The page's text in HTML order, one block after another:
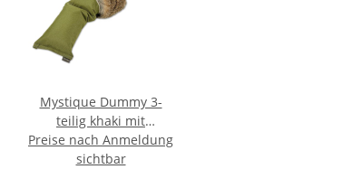
Mystique Dummy 3-
teilig khaki mit
Kaninchenfell 1,0 kg
Preise nach Anmeldung
sichtbar